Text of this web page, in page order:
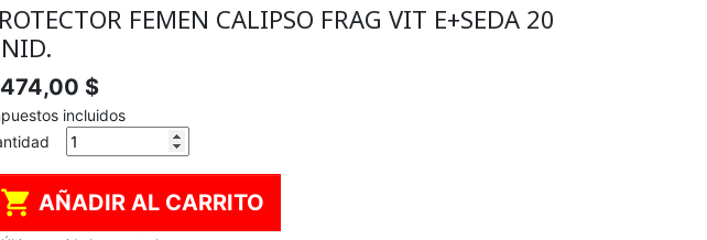
FEMEN CALIPSO FRAG VIT E+SEDA 20
$
incluidos
 AÑADIR AL CARRITO